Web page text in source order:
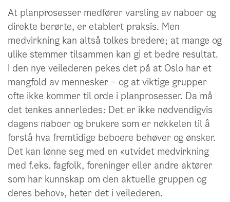
At planprosesser medfører varsling av naboer og
direkte berørte, er etablert praksis. Men
medvirkning kan altså tolkes bredere; at mange og
ulike stemmer tilsammen kan gi et bedre resultat.
I den nye veilederen pekes det på at Oslo har et
mangfold av mennesker – og at viktige grupper
ofte ikke kommer til orde i planprosesser. Da må
det tenkes annerledes: Det er ikke nødvendigvis
dagens naboer og brukere som er nøkkelen til å
forstå hva fremtidige beboere behøver og ønsker.
Det kan lønne seg med en «utvidet medvirkning
med f.eks. fagfolk, foreninger eller andre aktører
som har kunnskap om den aktuelle gruppen og
deres behov», heter det i veilederen.